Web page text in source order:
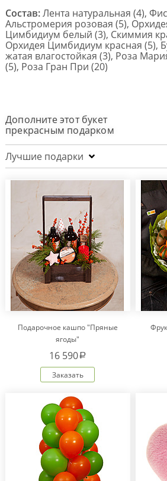
Состав:Лента натуральная (4),
Альстромерия розовая (5),
Цимбидиум белый (3), Скиммия
Орхидея Цимбидиум красная (5),
жатая влагостойкая (3), Роза
(5), Роза Гран При (20)
Дополните этот букет
прекрасным подарком
Лучшие подарки
Подарочное кашпо "Пряные
ягоды"
16 590a
Заказать